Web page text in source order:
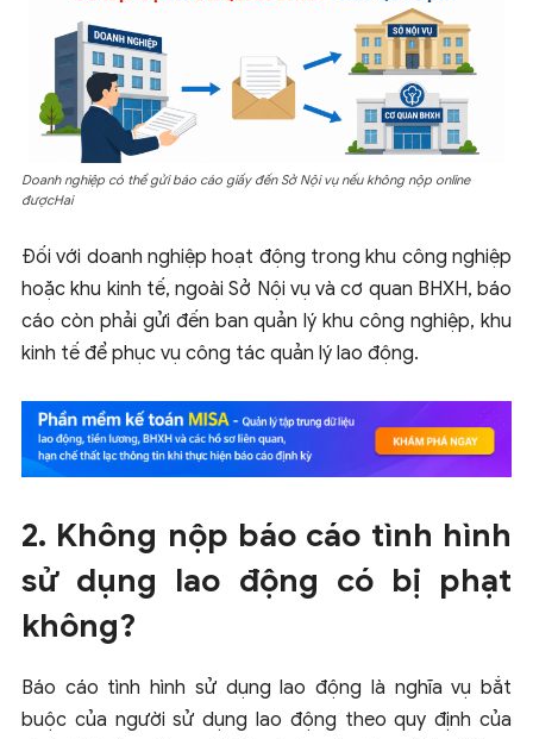
Doanh nghiệp có thể gửi báo cáo giấy đến Sở Nội vụ nếu không nộp online
đượcHai
Đối với doanh nghiệp hoạt động trong khu công nghiệp
hoặc khu kinh tế, ngoài Sở Nội vụ và cơ quan BHXH, báo
cáo còn phải gửi đến ban quản lý khu công nghiệp, khu
kinh tế để phục vụ công tác quản lý lao động.
2. Không nộp báo cáo tình hình
sử dụng lao động có bị phạt
không?
Báo cáo tình hình sử dụng lao động là nghĩa vụ bắt
buộc của người sử dụng lao động theo quy định của